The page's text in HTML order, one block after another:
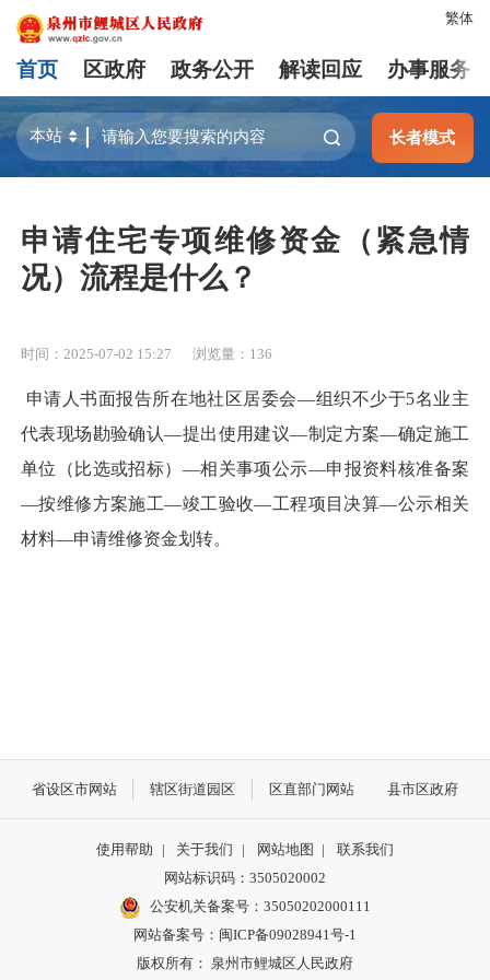
繁体
首页 区政府 政务公开 解读回应 办事服务
长者模式
申请住宅专项维修资金（紧急情
况）流程是什么？
时间：2025-07-02 15:27 浏览量： 136
申请人书面报告所在地社区居委会—组织不少于5名业主
代表现场勘验确认—提出使用建议—制定方案—确定施工
单位（比选或招标）—相关事项公示—申报资料核准备案
—按维修方案施工—竣工验收—工程项目决算—公示相关
材料—申请维修资金划转。
省设区市网站 辖区街道园区 区直部门网站 县市区政府
使用帮助 | 关于我们 | 网站地图 |
联系我们
网站标识码：3505020002
公安机关备案号：35050202000111
网站备案号：闽ICP备09028941号-1
版权所有： 泉州市鲤城区人民政府